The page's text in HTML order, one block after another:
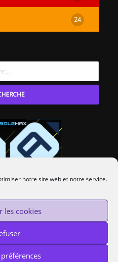
notre site web et notre service.
les cookies
24